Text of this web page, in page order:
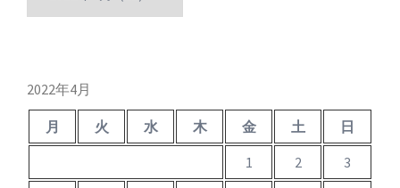
2022年4月
月 火 水 木 金 土
日
1
2
3